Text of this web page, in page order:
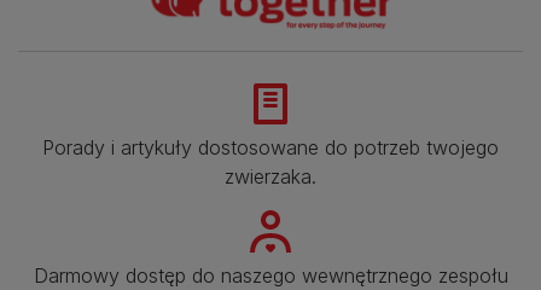
Porady i artykuły dostosowane do potrzeb twojego
zwierzaka.​
Darmowy dostęp do naszego wewnętrznego zespołu